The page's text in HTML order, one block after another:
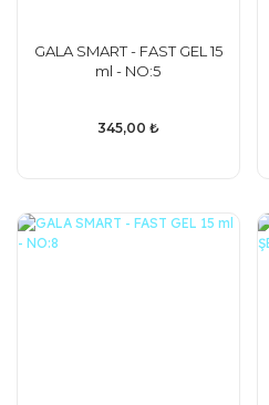
GALA SMART - FAST GEL 15
ml - NO:5
345,00 ₺